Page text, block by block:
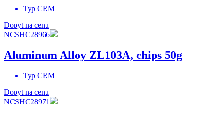
Typ CRM
Dopyt na cenu
NCSHC28966
Aluminum Alloy ZL103A, chips 50g
Typ CRM
Dopyt na cenu
NCSHC28971